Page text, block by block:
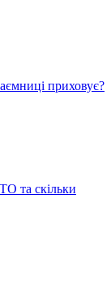
приховує?
та скільки